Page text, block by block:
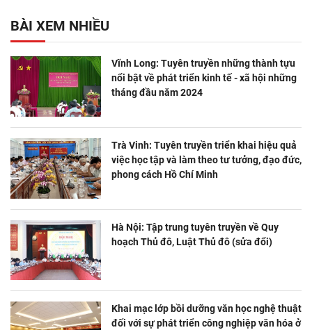
BÀI XEM NHIỀU
Vĩnh Long: Tuyên truyền những thành tựu
nổi bật về phát triển kinh tế - xã hội những
tháng đầu năm 2024
Trà Vinh: Tuyên truyền triển khai hiệu quả
việc học tập và làm theo tư tưởng, đạo đức,
phong cách Hồ Chí Minh
Hà Nội: Tập trung tuyên truyền về Quy
hoạch Thủ đô, Luật Thủ đô (sửa đổi)
Khai mạc lớp bồi dưỡng văn học nghệ thuật
đối với sự phát triển công nghiệp văn hóa ở